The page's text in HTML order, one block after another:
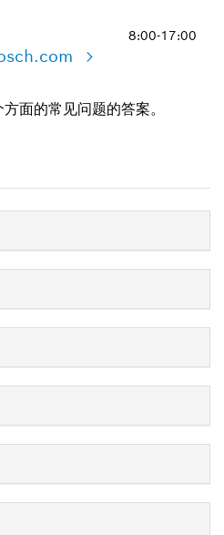
8:00-17:00
面的常见问题的答案。